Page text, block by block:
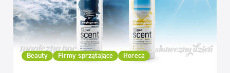
Beauty Firmy sprzątające Horeca